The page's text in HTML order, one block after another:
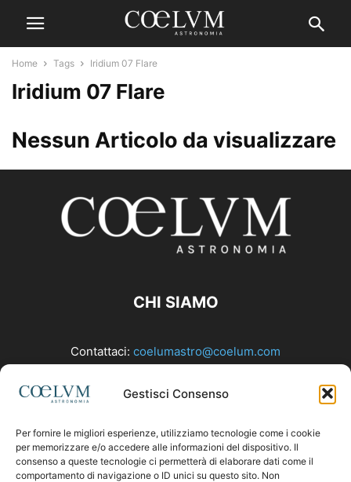
Gestisci Consenso
Per fornire le migliori esperienze, utilizziamo tecnologie come i cookie
per memorizzare e/o accedere alle informazioni del dispositivo. Il
consenso a queste tecnologie ci permetterà di elaborare dati come il
comportamento di navigazione o ID unici su questo sito. Non
Home Tags Iridium 07 Flare
Iridium 07 Flare
Nessun Articolo da visualizzare
CHI SIAMO
Contattaci: coelumastro@coelum.com
SEGUICI